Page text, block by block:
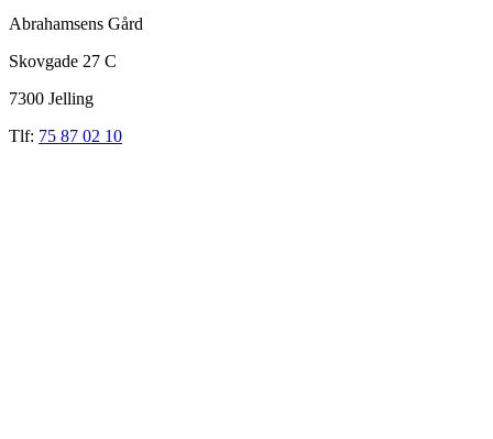
Abrahamsens Gård
Skovgade 27 C
7300 Jelling
Tlf: 75 87 02 10